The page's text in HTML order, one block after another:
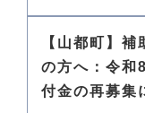
【山都町】
の方へ：令和
付金の再募集